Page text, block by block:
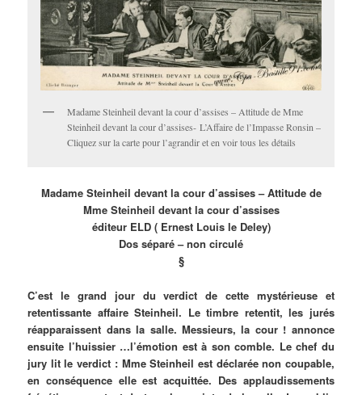
Madame Steinheil devant la cour d’assises – Attitude de Mme
Steinheil devant la cour d’assises- L’Affaire de l’Impasse Ronsin –
Cliquez sur la carte pour l’agrandir et en voir tous les détails
Madame Steinheil devant la cour d’assises – Attitude de
Mme Steinheil devant la cour d’assises
éditeur ELD ( Ernest Louis le Deley)
Dos séparé – non circulé
§
C’est le grand jour du verdict de cette mystérieuse et
retentissante affaire Steinheil. Le timbre retentit, les jurés
réapparaissent dans la salle. Messieurs, la cour ! annonce
ensuite l’huissier …l’émotion est à son comble. Le chef du
jury lit le verdict : Mme Steinheil est déclarée non coupable,
en conséquence elle est acquittée. Des applaudissements